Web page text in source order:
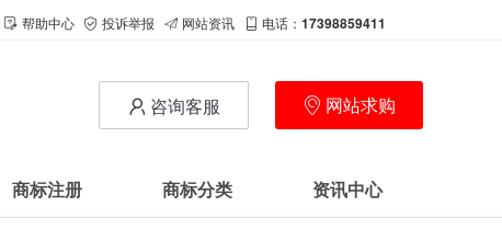
帮助中心 投诉举报 网站资讯 电话： 17398859411
咨询客服 网站求购
商标注册 商标分类 资讯中心